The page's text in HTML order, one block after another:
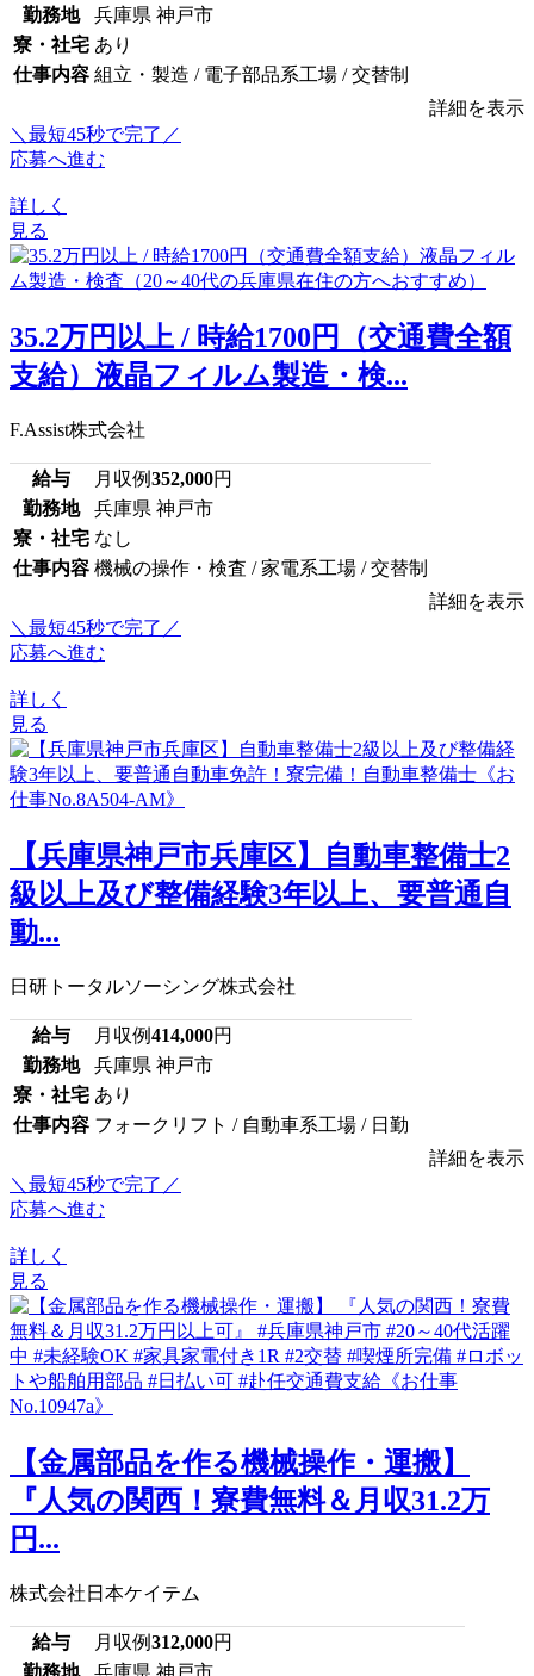
勤務地
兵庫県 神戸市
寮・社宅 あり
仕事内容 組立・製造 / 電子部品系工場 / 交替制
詳細を表示
＼最短45秒で完了／
応募へ進む
詳しく
見る
35.2万円以上 / 時給1700円（交通費全額
支給）液晶フィルム製造・検...
F.Assist株式会社
給与 月収例352,000円
勤務地
兵庫県 神戸市
寮・社宅 なし
仕事内容 機械の操作・検査 / 家電系工場 / 交替制
詳細を表示
＼最短45秒で完了／
応募へ進む
詳しく
見る
【兵庫県神戸市兵庫区】自動車整備士2
級以上及び整備経験3年以上、要普通自
動...
日研トータルソーシング株式会社
給与 月収例414,000円
勤務地
兵庫県 神戸市
寮・社宅 あり
仕事内容 フォークリフト / 自動車系工場 / 日勤
詳細を表示
＼最短45秒で完了／
応募へ進む
詳しく
見る
【金属部品を作る機械操作・運搬】
『人気の関西！寮費無料＆月収31.2万
円...
株式会社日本ケイテム
給与 月収例312,000円
勤務地
兵庫県 神戸市